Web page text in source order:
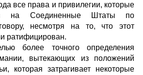
все права и привилегии, которые
на Соединенные Штаты по
несмотря на то, что этот
ратифицирован.
более точного определения
вытекающих из положений
которая затрагивает некоторые